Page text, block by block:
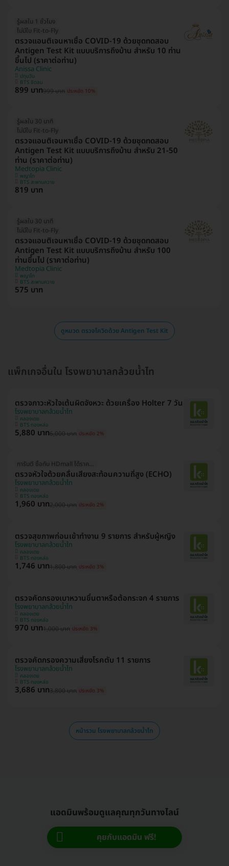
รู้ผลใน 1 ชั่วโมง
ไม่มีใบ Fit-to-Fly
ตรวจแอนติเจนหาเชื้อ COVID-19 ด้วยชุดทดสอบ
Antigen Test Kit แบบบริการถึงบ้าน สำหรับ 10 ท่าน
ขึ้นไป (ราคาต่อท่าน)
Anissa Clinic
ปทุมวัน
BTS ชิดลม
899 บาท999 บาท ประหยัด 10%
รู้ผลใน 30 นาที
ไม่มีใบ Fit-to-Fly
ตรวจแอนติเจนหาเชื้อ COVID-19 ด้วยชุดทดสอบ
Antigen Test Kit แบบบริการถึงบ้าน สำหรับ 21-50
ท่าน (ราคาต่อท่าน)
Medtopia Clinic
พญาไท
BTS สะพานควาย
819 บาท
รู้ผลใน 30 นาที
ไม่มีใบ Fit-to-Fly
ตรวจแอนติเจนหาเชื้อ COVID-19 ด้วยชุดทดสอบ
Antigen Test Kit แบบบริการถึงบ้าน สำหรับ 100
ท่านขึ้นไป (ราคาต่อท่าน)
Medtopia Clinic
พญาไท
BTS สะพานควาย
575 บาท
ดูหมวด ตรวจโควิดด้วย Antigen Test Kit
แพ็กเกจอื่นใน โรงพยาบาลกล้วยน้ำไท
ตรวจภาวะหัวใจเต้นผิดจังหวะ ด้วยเครื่อง Holter 7 วัน
โรงพยาบาลกล้วยน้ำไท
คลองเตย
BTS ทองหล่อ
5,880 บาท6,000 บาท ประหยัด 2%
การันตี ซื้อกับ HDmall ได้ราคาดีที่สุด
ตรวจหัวใจด้วยคลื่นเสียงสะท้อนความถี่สูง (ECHO)
โรงพยาบาลกล้วยน้ำไท
คลองเตย
BTS ทองหล่อ
1,960 บาท2,000 บาท ประหยัด 2%
ตรวจสุขภาพก่อนเข้าทํางาน 9 รายการ สําหรับผู้หญิง
โรงพยาบาลกล้วยน้ำไท
คลองเตย
BTS ทองหล่อ
1,746 บาท1,800 บาท ประหยัด 3%
ตรวจคัดกรองเบาหวานขึ้นตาหรือต้อกระจก 4 รายการ
โรงพยาบาลกล้วยน้ำไท
คลองเตย
BTS ทองหล่อ
970 บาท1,000 บาท ประหยัด 3%
ตรวจคัดกรองความเสี่ยงโรคตับ 11 รายการ
โรงพยาบาลกล้วยน้ำไท
คลองเตย
BTS ทองหล่อ
3,686 บาท3,800 บาท ประหยัด 3%
หน้ารวม โรงพยาบาลกล้วยน้ำไท
แอดมินพร้อมดูแลคุณทุกวันทางไลน์
คุยกับแอดมิน ฟรี!